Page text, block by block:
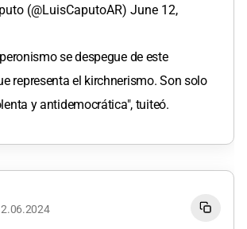
(@LuisCaputoAR) June 12,
se despegue de este
representa el kirchnerismo. Son solo
y antidemocrática", tuiteó.